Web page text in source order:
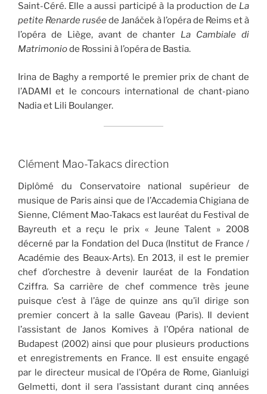
Saint-Céré. Elle a aussi participé à la production de La
petite Renarde ruséede Janáček à l’opéra de Reims et à
l’opéra de Liège, avant de chanter La Cambiale di
Matrimoniode Rossini à l’opéra de Bastia.
Irina de Baghy a remporté le premier prix de chant de
l’ADAMI et le concours international de chant-piano
Nadia et Lili Boulanger.
Clément Mao-Takacs direction
Diplômé du Conservatoire national supérieur de
musique de Paris ainsi que de l’Accademia Chigiana de
Sienne, Clément Mao-Takacs est lauréat du Festival de
Bayreuth et a reçu le prix « Jeune Talent » 2008
décerné par la Fondation del Duca (Institut de France /
Académie des Beaux-Arts). En 2013, il est le premier
chef d’orchestre à devenir lauréat de la Fondation
Cziffra. Sa carrière de chef commence très jeune
puisque c’est à l’âge de quinze ans qu’il dirige son
premier concert à la salle Gaveau (Paris). Il devient
l’assistant de Janos Komives à l’Opéra national de
Budapest (2002) ainsi que pour plusieurs productions
et enregistrements en France. Il est ensuite engagé
par le directeur musical de l’Opéra de Rome, Gianluigi
Gelmetti, dont il sera l’assistant durant cinq années